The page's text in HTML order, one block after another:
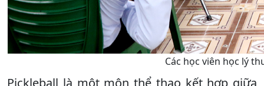
Các học viên học lý
Pickleball là một môn thể thao kết hợp giữa